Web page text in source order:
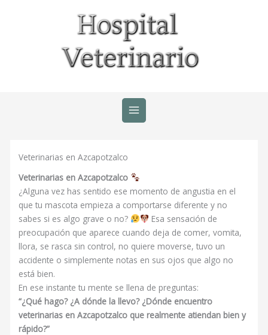
Veterinarias en Azcapotzalco
Veterinarias en Azcapotzalco
¿Alguna vez has sentido ese momento de angustia en el
que tu mascota empieza a comportarse diferente y no
sabes si es algo grave o no?
Esa sensación de
preocupación que aparece cuando deja de comer, vomita,
llora, se rasca sin control, no quiere moverse, tuvo un
accidente o simplemente notas en sus ojos que algo no
está bien.
En ese instante tu mente se llena de preguntas:
“¿Qué hago? ¿A dónde la llevo? ¿Dónde encuentro
veterinarias en Azcapotzalco que realmente atiendan bien y
rápido?”